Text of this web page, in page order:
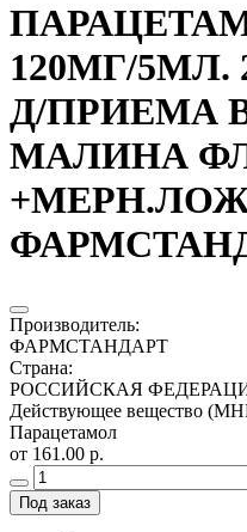
120МГ/5МЛ.
Д/ПРИЕМА
МАЛИНА
Производитель:
ФАРМСТАНДАРТ
Страна:
РОССИЙСКАЯ
Действующее вещество
Парацетамол
от 161.00 р.
Под заказ